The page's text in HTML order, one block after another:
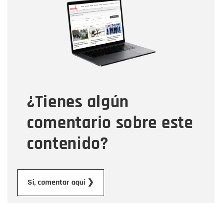
¿Tienes algún
comentario sobre este
contenido?
Sí, comentar aquí ❯
Correo electrónico
Tipo de comentario
Mensaje